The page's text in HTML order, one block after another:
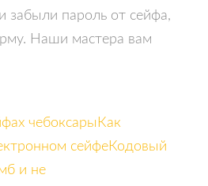
забыли пароль от сейфа,
Наши мастера вам
чебоксары Как
сейфеКодовый
и не